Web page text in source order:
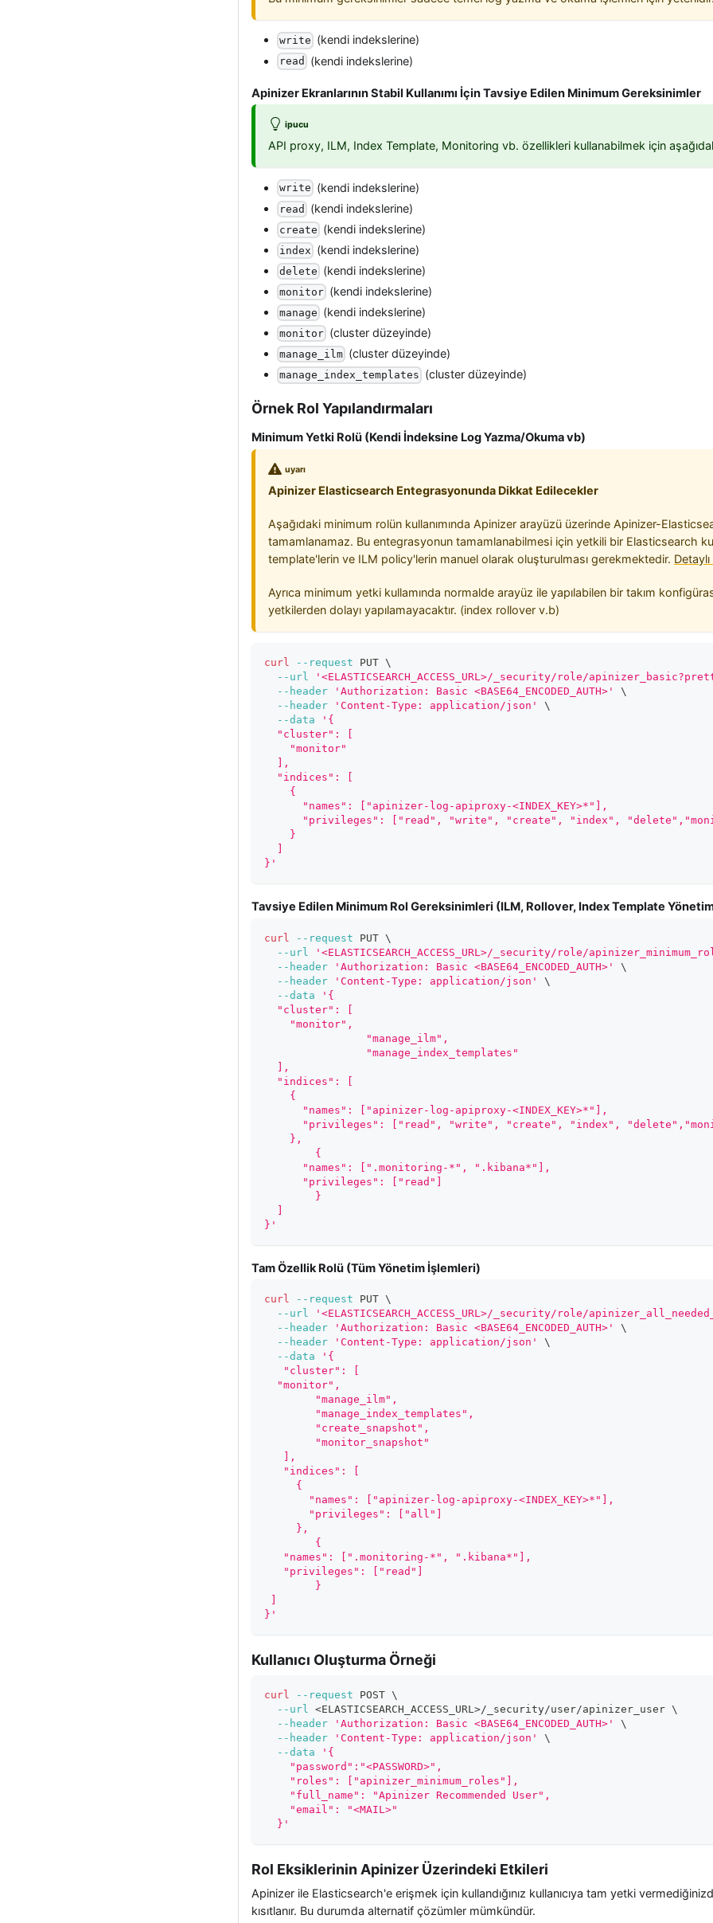
write (kendi indekslerine)
read (kendi indekslerine)
Apinizer Ekranlarının Stabil Kullanımı İçin Tavsiye Edilen Minimum Gereksinimler
ipucu
API proxy, ILM, Index Template, Monitoring vb. özellikleri kullanabilmek için
write (kendi indekslerine)
read (kendi indekslerine)
create (kendi indekslerine)
index (kendi indekslerine)
delete (kendi indekslerine)
monitor (kendi indekslerine)
manage (kendi indekslerine)
monitor (cluster düzeyinde)
manage_ilm (cluster düzeyinde)
manage_index_templates (cluster düzeyinde)
Örnek Rol Yapılandırmaları
Minimum Yetki Rolü (Kendi İndeksine Log Yazma/Okuma vb)
uyarı
Apinizer Elasticsearch Entegrasyonunda Dikkat Edilecekler
Aşağıdaki minimum rolün kullanımında Apinizer arayüzü üzerinde Apinizer-
tamamlanamaz. Bu entegrasyonun tamamlanabilmesi için yetkili bir Elasticsearch
template'lerin ve ILM policy'lerin manuel olarak oluşturulması gerekmektedir.
Ayrıca minimum yetki kullamında normalde arayüz ile yapılabilen bir takım
yetkilerden dolayı yapılamayacaktır. (index rollover v.b)
curl --request PUT \
--url
'<ELASTICSEARCH_ACCESS_URL>/_security/role/
--header
'Authorization: Basic <BASE64_ENCODED_AUTH>'
\
--header
'Content-Type: application/json'
\
--data
'{
  "cluster": [
    "monitor"
  ],
  "indices": [
    {
      "names": ["apinizer-log-apiproxy-<INDEX_KEY>*"],
"privileges": ["read", "write", "create", "index",
    }
}'
Tavsiye Edilen Minimum Rol Gereksinimleri (ILM, Rollover, Index Template
curl --request PUT \
--url
'<ELASTICSEARCH_ACCESS_URL>/_security/role/
--header
'Authorization: Basic <BASE64_ENCODED_AUTH>'
\
--header
'Content-Type: application/json'
\
--data
'{
  "cluster": [
    "monitor",
		"manage_ilm",
		"manage_index_templates"
  ],
  "indices": [
    {
      "names": ["apinizer-log-apiproxy-<INDEX_KEY>*"],
"privileges": ["read", "write", "create", "index",
    },
	{
      "names": [".monitoring-*", ".kibana*"],
      "privileges": ["read"]
	}
}'
Tam Özellik Rolü (Tüm Yönetim İşlemleri)
curl --request PUT \
--url
'<ELASTICSEARCH_ACCESS_URL>/_security/role/
--header
'Authorization: Basic <BASE64_ENCODED_AUTH>'
\
--header
'Content-Type: application/json'
\
--data
'{
   "cluster": [
  "monitor",
"manage_ilm",
"manage_index_templates",
"create_snapshot",
"monitor_snapshot"
   ],
   "indices": [
     {
       "names": ["apinizer-log-apiproxy-<INDEX_KEY>*"],
       "privileges": ["all"]
     },
{
   "names": [".monitoring-*", ".kibana*"],
   "privileges": ["read"]
}
}'
Kullanıcı Oluşturma Örneği
curl --request POST \
--url <ELASTICSEARCH_ACCESS_URL>/_security/user/apinizer_user \
--header
'Authorization: Basic <BASE64_ENCODED_AUTH>'
\
--header
'Content-Type: application/json'
\
--data
'{
    "password":"<PASSWORD>",
    "roles": ["apinizer_minimum_roles"],
    "full_name": "Apinizer Recommended User",
    "email": "<MAIL>"
  }'
Rol Eksiklerinin Apinizer Üzerindeki Etkileri
Apinizer ile Elasticsearch'e erişmek için kullandığınız kullanıcıya tam yetki
kısıtlanır. Bu durumda alternatif çözümler mümkündür.